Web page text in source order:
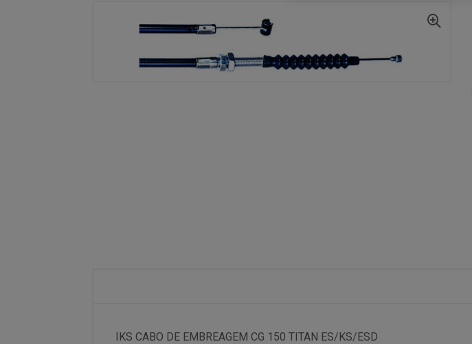
IKS CABO DE EMBREAGEM CG 150 TITAN ES/KS/ESD